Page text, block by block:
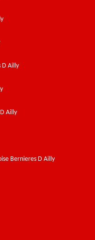
D Ailly
Ailly
Bernieres D Ailly